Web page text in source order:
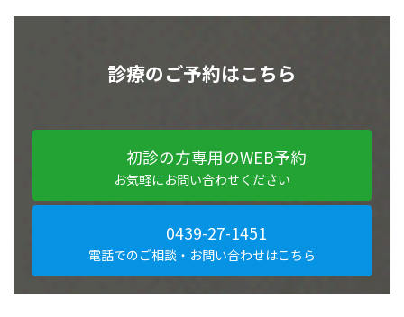
診療のご予約はこちら
初診の方専用のWEB予約
お気軽にお問い合わせください
0439-27-1451
電話でのご相談・お問い合わせはこちら